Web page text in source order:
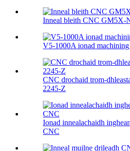
Inneal bleith CNC GM5X-
V5-1000A ionad
CNC drochaid trom-
2245-Z
Ionad innealachaidh
CNC